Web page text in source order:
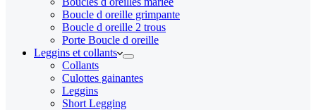
Boucle d oreille grimpante
Boucle d oreille 2 trous
Porte Boucle d oreille
Leggins et collants
Collants
Culottes gainantes
Leggins
Short Legging